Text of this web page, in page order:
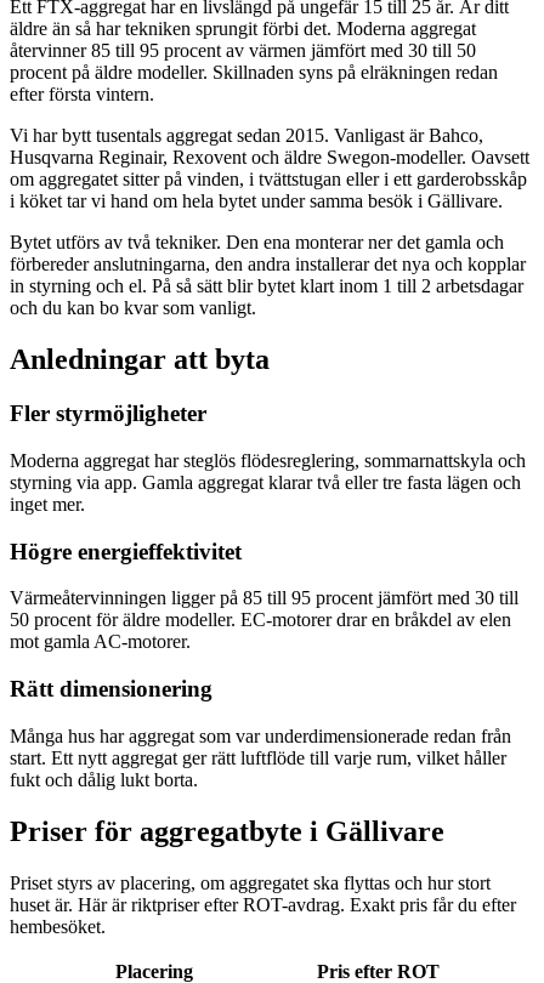
Ett FTX-aggregat har en livslängd på ungefär 15 till 25 år. Är ditt
äldre än så har tekniken sprungit förbi det. Moderna aggregat
återvinner 85 till 95 procent av värmen jämfört med 30 till 50
procent på äldre modeller. Skillnaden syns på elräkningen redan
efter första vintern.
Vi har bytt tusentals aggregat sedan 2015. Vanligast är Bahco,
Husqvarna Reginair, Rexovent och äldre Swegon-modeller. Oavsett
om aggregatet sitter på vinden, i tvättstugan eller i ett garderobsskåp
i köket tar vi hand om hela bytet under samma besök i Gällivare.
Bytet utförs av två tekniker. Den ena monterar ner det gamla och
förbereder anslutningarna, den andra installerar det nya och kopplar
in styrning och el. På så sätt blir bytet klart inom 1 till 2 arbetsdagar
och du kan bo kvar som vanligt.
Anledningar att byta
Fler styrmöjligheter
Moderna aggregat har steglös flödesreglering, sommarnattskyla och
styrning via app. Gamla aggregat klarar två eller tre fasta lägen och
inget mer.
Högre energieffektivitet
Värmeåtervinningen ligger på 85 till 95 procent jämfört med 30 till
50 procent för äldre modeller. EC-motorer drar en bråkdel av elen
mot gamla AC-motorer.
Rätt dimensionering
Många hus har aggregat som var underdimensionerade redan från
start. Ett nytt aggregat ger rätt luftflöde till varje rum, vilket håller
fukt och dålig lukt borta.
Priser för aggregatbyte i Gällivare
Priset styrs av placering, om aggregatet ska flyttas och hur stort
huset är. Här är riktpriser efter ROT-avdrag. Exakt pris får du efter
hembesöket.
Placering
Pris efter ROT